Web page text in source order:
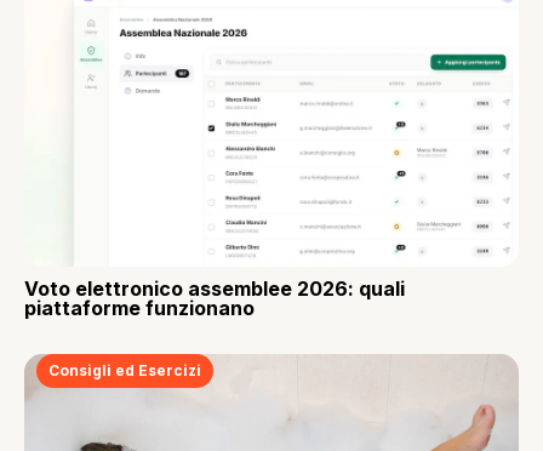
Voto elettronico assemblee 2026: quali
piattaforme funzionano
Consigli ed Esercizi